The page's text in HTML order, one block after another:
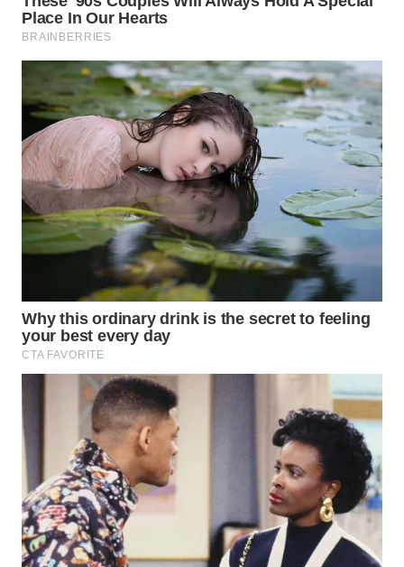
PORTAL
FORWAMKI
ALPERKLINAS
FORJASIDA
TAMBANG
NEWS
NEWS
SIDIKALANG
SIBARAGAS
NEWS
METRO
SIANTAR
NEWS